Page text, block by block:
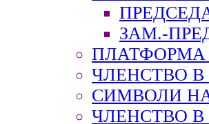
ЗАМ.-
ПЛАТФОРМА
ЧЛЕНСТВО В
СИМВОЛИ
ЧЛЕНСТВО